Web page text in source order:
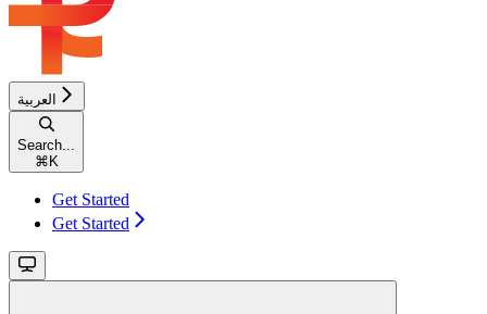
العربية
Search...
⌘K
Get Started
Get Started